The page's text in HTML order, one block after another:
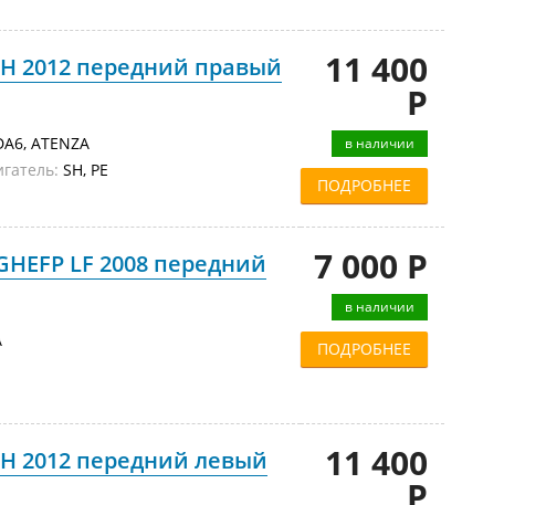
2012 передний правый
ATENZA
SH, PE
11 400
Р
в наличии
ПОДРОБНЕЕ
LF 2008 передний
7 000 Р
в наличии
ПОДРОБНЕЕ
2012 передний левый
11 400
Р